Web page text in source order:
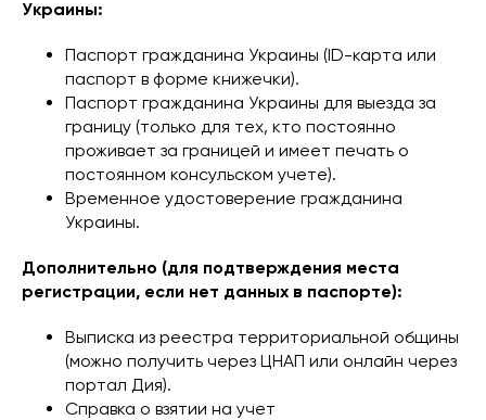
Украины:
Паспорт гражданина Украины (ID-карта или
паспорт в форме книжечки).
Паспорт гражданина Украины для выезда за
границу (только для тех, кто постоянно
проживает за границей и имеет печать о
постоянном консульском учете).
Временное удостоверение гражданина
Украины.
Дополнительно (для подтверждения места
регистрации, если нет данных в паспорте):
Выписка из реестра территориальной общины
(можно получить через ЦНАП или онлайн через
портал Дия).
Справка о взятии на учет